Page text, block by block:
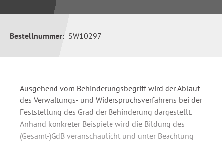
Bestellnummer: SW10297
Ausgehend vom Behinderungsbegriff wird der Ablauf
des Verwaltungs- und Widerspruchsverfahrens bei der
Feststellung des Grad der Behinderung dargestellt.
Anhand konkreter Beispiele wird die Bildung des
(Gesamt-)GdB veranschaulicht und unter Beachtung